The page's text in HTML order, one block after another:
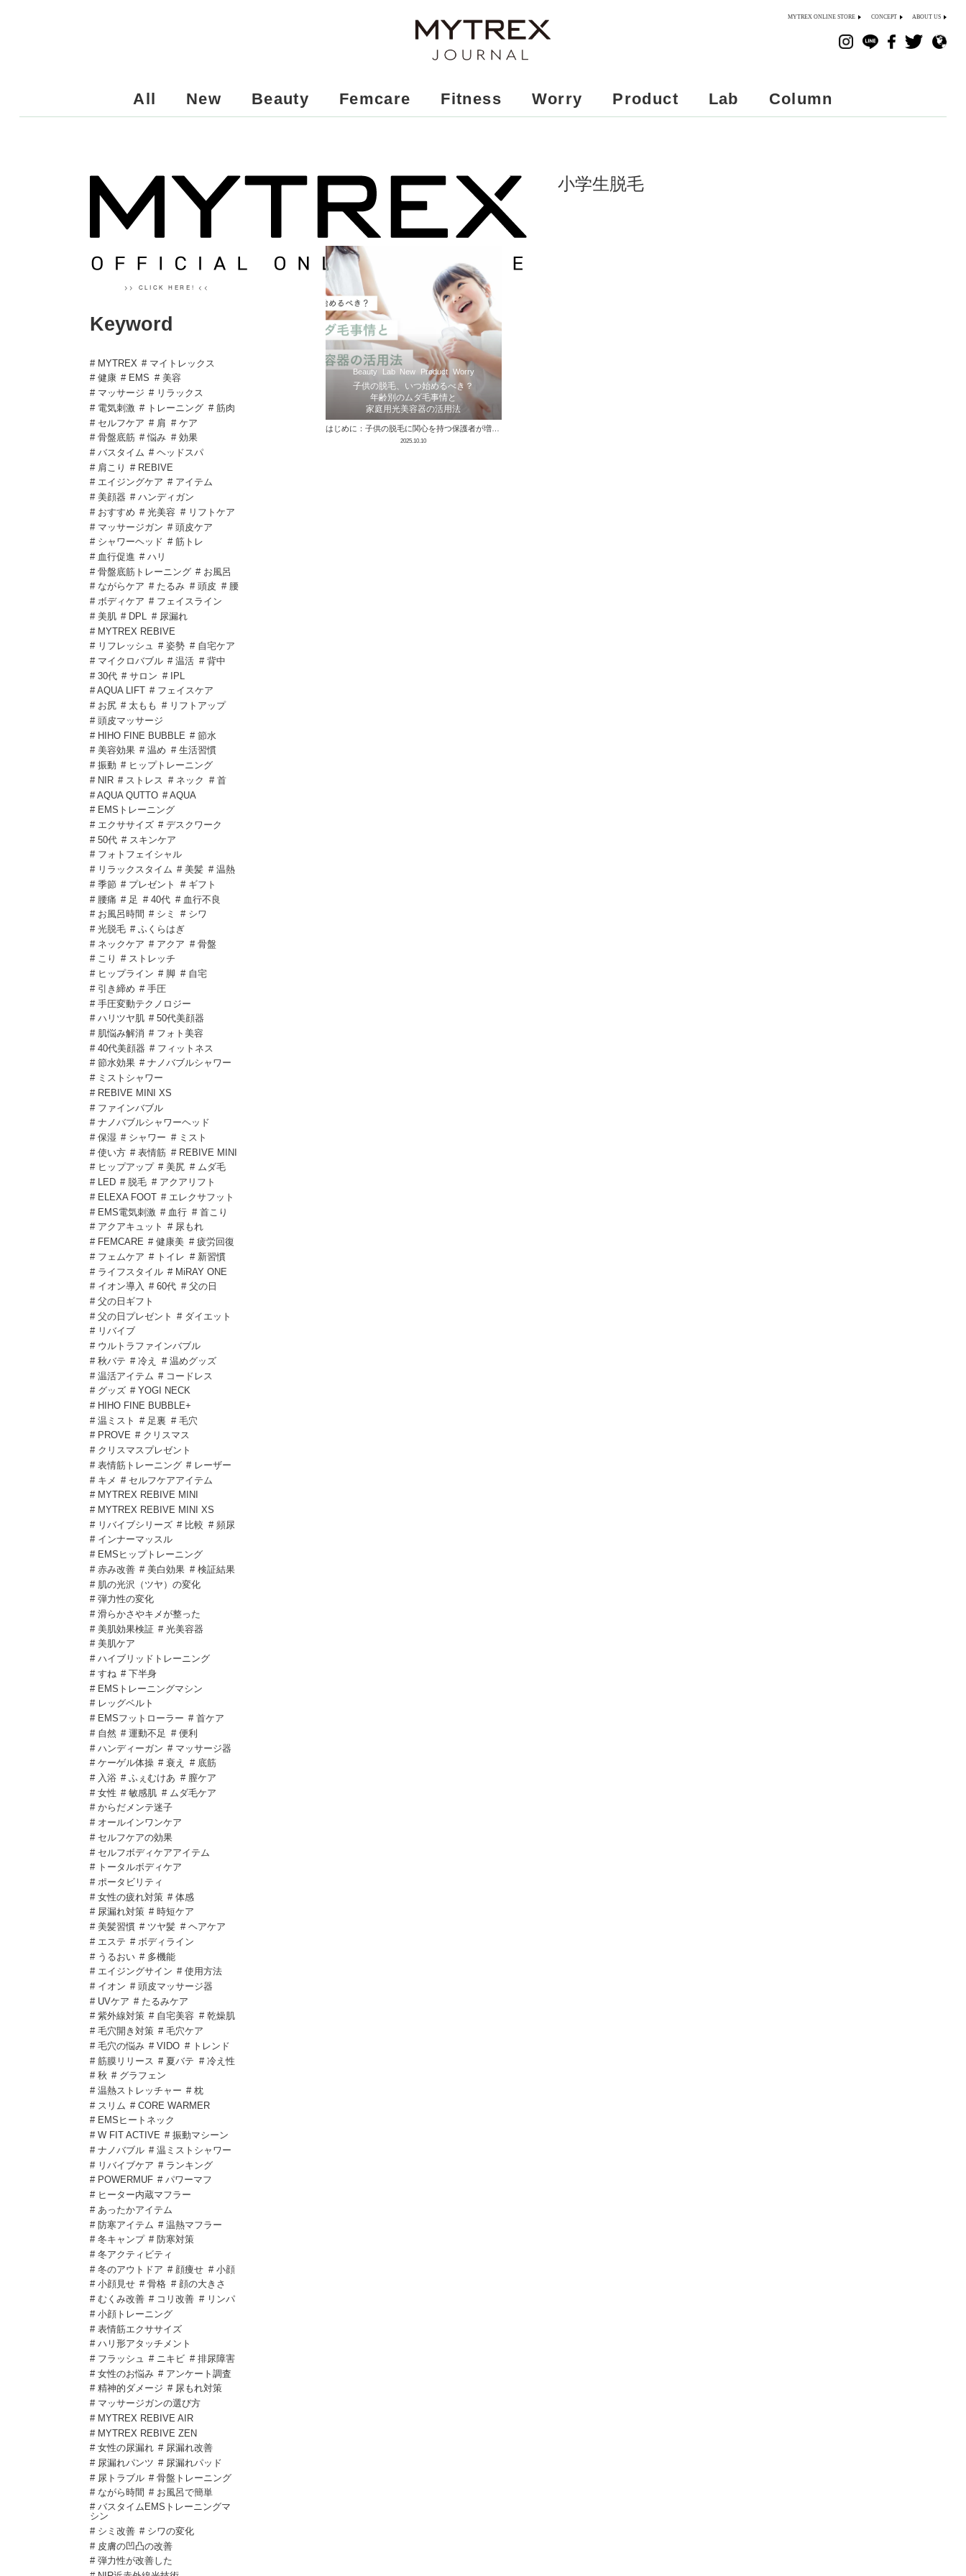
MYTREX ONLINE STORE CONCEPT ABOUT US
All New Beauty Femcare Fitness Worry Product Lab Column
>> CLICK HERE! <<
Keyword
# MYTREX # マイトレックス
# 健康 # EMS # 美容
# マッサージ # リラックス
# 電気刺激 # トレーニング # 筋肉
# セルフケア # 肩 # ケア
# 骨盤底筋 # 悩み # 効果
# バスタイム # ヘッドスパ
# 肩こり
# REBIVE
# エイジングケア # アイテム
# 美顔器 # ハンディガン
# おすすめ # 光美容 # リフトケア
# マッサージガン # 頭皮ケア
# シャワーヘッド # 筋トレ
# 血行促進 # ハリ
# 骨盤底筋トレーニング # お風呂
# ながらケア # たるみ # 頭皮 # 腰
# ボディケア # フェイスライン
# 美肌 # DPL
# 尿漏れ
# MYTREX REBIVE
# リフレッシュ # 姿勢 # 自宅ケア
# マイクロバブル # 温活 # 背中
# 30代 # サロン # IPL
# AQUA LIFT # フェイスケア
# お尻 # 太もも # リフトアップ
# 頭皮マッサージ
# HIHO FINE BUBBLE # 節水
# 美容効果 # 温め # 生活習慣
# 振動 # ヒップトレーニング
# NIR # ストレス # ネック # 首
# AQUA QUTTO # AQUA
# EMSトレーニング
# エクササイズ # デスクワーク
# 50代 # スキンケア
# フォトフェイシャル
# リラックスタイム # 美髪 # 温熱
# 季節 # プレゼント
# ギフト
# 腰痛 # 足 # 40代 # 血行不良
# お風呂時間 # シミ
# シワ
# 光脱毛 # ふくらはぎ
# ネックケア # アクア # 骨盤
# こり
# ストレッチ
# ヒップライン # 脚 # 自宅
# 引き締め # 手圧
# 手圧変動テクノロジー
# ハリツヤ肌 # 50代美顔器
# 肌悩み解消 # フォト美容
# 40代美顔器 # フィットネス
# 節水効果 # ナノバブルシャワー
# ミストシャワー
# REBIVE MINI XS
# ファインバブル
# ナノバブルシャワーヘッド
# 保湿 # シャワー # ミスト
# 使い方 # 表情筋 # REBIVE MINI
# ヒップアップ # 美尻 # ムダ毛
# LED # 脱毛 # アクアリフト
# ELEXA FOOT # エレクサフット
# EMS電気刺激 # 血行 # 首こり
# アクアキュット
# 尿もれ
# FEMCARE # 健康美 # 疲労回復
# フェムケア # トイレ # 新習慣
# ライフスタイル # MiRAY ONE
# イオン導入 # 60代 # 父の日
# 父の日ギフト
# 父の日プレゼント
# ダイエット
# リバイブ
# ウルトラファインバブル
# 秋バテ # 冷え
# 温めグッズ
# 温活アイテム # コードレス
# グッズ # YOGI NECK
# HIHO FINE BUBBLE+
# 温ミスト
# 足裏 # 毛穴
# PROVE # クリスマス
# クリスマスプレゼント
# 表情筋トレーニング # レーザー
# キメ # セルフケアアイテム
# MYTREX REBIVE MINI
# MYTREX REBIVE MINI XS
# リバイブシリーズ # 比較 # 頻尿
# インナーマッスル
# EMSヒップトレーニング
# 赤み改善 # 美白効果 # 検証結果
# 肌の光沢（ツヤ）の変化
# 弾力性の変化
# 滑らかさやキメが整った
# 美肌効果検証 # 光美容器
# 美肌ケア
# ハイブリッドトレーニング
# すね # 下半身
# EMSトレーニングマシン
# レッグベルト
# EMSフットローラー # 首ケア
# 自然 # 運動不足 # 便利
# ハンディーガン # マッサージ器
# ケーゲル体操 # 衰え
# 底筋
# 入浴 # ふぇむけあ # 膣ケア
# 女性 # 敏感肌 # ムダ毛ケア
# からだメンテ迷子
# オールインワンケア
# セルフケアの効果
# セルフボディケアアイテム
# トータルボディケア
# ポータビリティ
# 女性の疲れ対策 # 体感
# 尿漏れ対策 # 時短ケア
# 美髪習慣 # ツヤ髪 # ヘアケア
# エステ # ボディライン
# うるおい # 多機能
# エイジングサイン # 使用方法
# イオン # 頭皮マッサージ器
# UVケア # たるみケア
# 紫外線対策 # 自宅美容 # 乾燥肌
# 毛穴開き対策 # 毛穴ケア
# 毛穴の悩み # VIDO # トレンド
# 筋膜リリース # 夏バテ # 冷え性
# 秋 # グラフェン
# 温熱ストレッチャー # 枕
# スリム # CORE WARMER
# EMSヒートネック
# W FIT ACTIVE # 振動マシーン
# ナノバブル # 温ミストシャワー
# リバイブケア # ランキング
# POWERMUF # パワーマフ
# ヒーター内蔵マフラー
# あったかアイテム
# 防寒アイテム # 温熱マフラー
# 冬キャンプ # 防寒対策
# 冬アクティビティ
# 冬のアウトドア # 顔痩せ # 小顔
# 小顔見せ # 骨格 # 顔の大きさ
# むくみ改善 # コリ改善 # リンパ
# 小顔トレーニング
# 表情筋エクササイズ
# ハリ形アタッチメント
# フラッシュ
# ニキビ # 排尿障害
# 女性のお悩み # アンケート調査
# 精神的ダメージ # 尿もれ対策
# マッサージガンの選び方
# MYTREX REBIVE AIR
# MYTREX REBIVE ZEN
# 女性の尿漏れ # 尿漏れ改善
# 尿漏れパンツ # 尿漏れパッド
# 尿トラブル # 骨盤トレーニング
# ながら時間 # お風呂で簡単
# バスタイムEMSトレーニングマ
シン
# シミ改善 # シワの変化
# 皮膚の凹凸の改善
# 弾力性が改善した
小学生脱毛
Beauty Lab New Product Worry
子供の脱毛、いつ始めるべき？
年齢別のムダ毛事情と
家庭用光美容器の活用法
2025.10.10